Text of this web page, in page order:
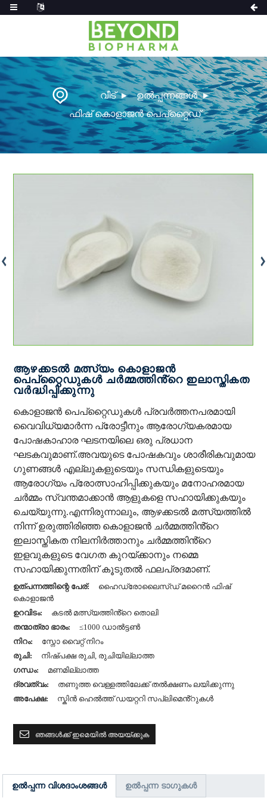
വീട്
ഉൽപ്പന്നങ്ങൾ
ഫിഷ് കൊളാജൻ പെപ്റ്റൈഡ്
ആഴക്കടൽ മത്സ്യം കൊളാജൻ
പെപ്റ്റൈഡുകൾ ചർമ്മത്തിൻ്റെ ഇലാസ്തികത
വർദ്ധിപ്പിക്കുന്നു
കൊളാജൻ പെപ്റ്റൈഡുകൾ പ്രവർത്തനപരമായി
വൈവിധ്യമാർന്ന പ്രോട്ടീനും ആരോഗ്യകരമായ
പോഷകാഹാര ഘടനയിലെ ഒരു പ്രധാന
ഘടകവുമാണ്.അവയുടെ പോഷകവും ശാരീരികവുമായ
ഗുണങ്ങൾ എല്ലുകളുടെയും സന്ധികളുടെയും
ആരോഗ്യം പ്രോത്സാഹിപ്പിക്കുകയും മനോഹരമായ
ചർമ്മം സ്വന്തമാക്കാൻ ആളുകളെ സഹായിക്കുകയും
ചെയ്യുന്നു.എന്നിരുന്നാലും, ആഴക്കടൽ മത്സ്യത്തിൽ
നിന്ന് ഉരുത്തിരിഞ്ഞ കൊളാജൻ ചർമ്മത്തിൻ്റെ
ഇലാസ്തികത നിലനിർത്താനും ചർമ്മത്തിൻ്റെ
ഇളവുകളുടെ വേഗത കുറയ്ക്കാനും നമ്മെ
സഹായിക്കുന്നതിന് കൂടുതൽ ഫലപ്രദമാണ്.
ഉത്പന്നത്തിന്റെ പേര്:
ഹൈഡ്രോലൈസ്ഡ് മറൈൻ ഫിഷ്
കൊളാജൻ
ഉറവിടം:
കടൽ മത്സ്യത്തിൻ്റെ തൊലി
തന്മാത്രാ ഭാരം:
≤1000 ഡാൽട്ടൺ
നിറം:
സ്നോ വൈറ്റ് നിറം
രുചി:
നിഷ്പക്ഷ രുചി, രുചിയില്ലാത്ത
ഗന്ധം:
മണമില്ലാത്ത
ദ്രവത്വം:
തണുത്ത വെള്ളത്തിലേക്ക് തൽക്ഷണം ലയിക്കുന്നു
അപേക്ഷ:
സ്കിൻ ഹെൽത്ത് ഡയറ്ററി സപ്ലിമെൻ്റുകൾ
ഞങ്ങൾക്ക് ഇമെയിൽ അയയ്ക്കുക
ഉൽപ്പന്ന വിശദാംശങ്ങൾ ഉൽപ്പന്ന ടാഗുകൾ